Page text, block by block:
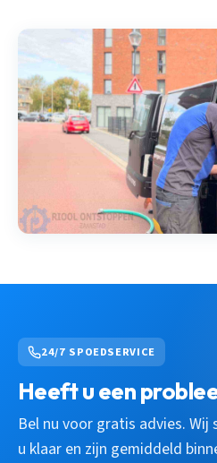
24/7 SPOEDSERVICE
Heeft u een
Bel nu voor gratis advies.
u klaar en zijn gemiddeld